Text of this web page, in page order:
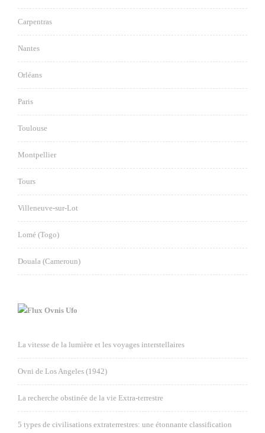
Carpentras
Nantes
Orléans
Paris
Toulouse
Montpellier
Tours
Villeneuve-sur-Lot
Lomé (Togo)
Douala (Cameroun)
Ovnis Ufo
La vitesse de la lumière et les voyages interstellaires
Ovni de Los Angeles (1942)
La recherche obstinée de la vie Extra-terrestre
5 types de civilisations extraterrestres: une étonnante classification